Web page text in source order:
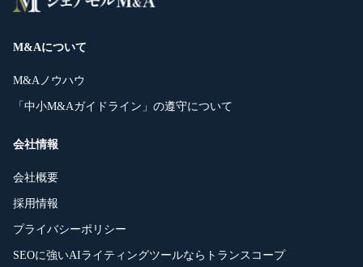
M&Aについて
M&Aノウハウ
「中小M&Aガイドライン」の遵守について
会社情報
会社概要
採用情報
プライバシーポリシー
SEOに強いAIライティングツールならトランスコープ